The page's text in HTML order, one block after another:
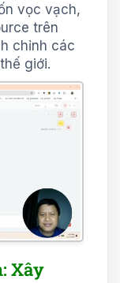
vọc vạch,
trên
chỉnh các
giới.
Xây